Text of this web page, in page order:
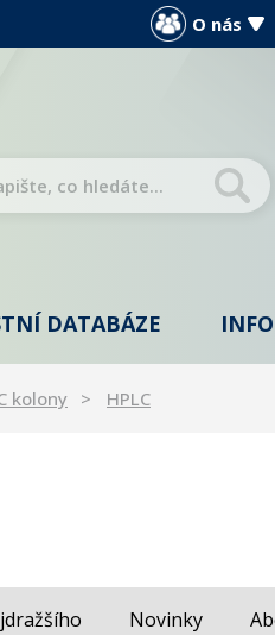
O nás
DATABÁZE
kolony HPLC
Novinky